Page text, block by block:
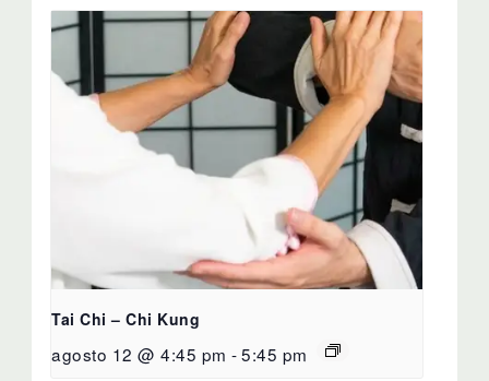
Tai Chi – Chi Kung
agosto 12 @ 4:45 pm -5:45 pm